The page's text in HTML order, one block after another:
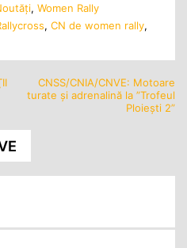
, Women Rally
, CN de women rally,
CNSS/CNIA/CNVE: Motoare
turate și adrenalină la ”Trofeul
Ploiești 2”